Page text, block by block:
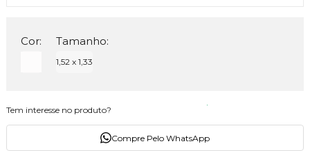
Cor: Tamanho:
1,52 x 1,33
Tem interesse no produto?
Compre Pelo WhatsApp